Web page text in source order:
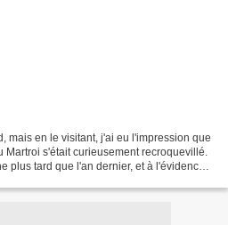
mais en le visitant, j'ai eu l'impression que
s'était curieusement recroquevillé.
plus tard que l'an dernier, et à l'évidence